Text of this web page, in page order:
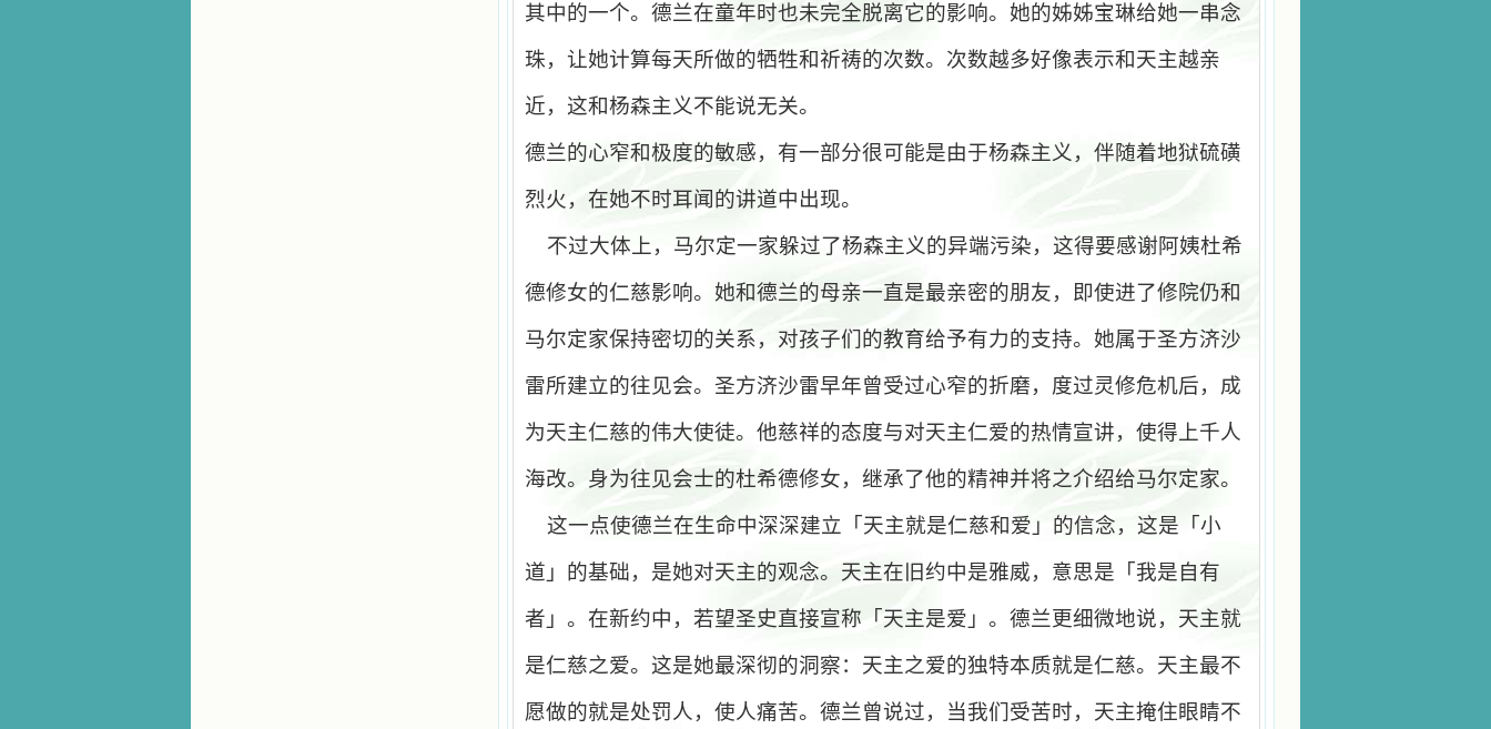
其中的一个。德兰在童年时也未完全脱离它的影响。她的姊姊宝琳给她一串念
珠，让她计算每天所做的牺牲和祈祷的次数。次数越多好像表示和天主越亲
近，这和杨森主义不能说无关。
德兰的心窄和极度的敏感，有一部分很可能是由于杨森主义，伴随着地狱硫磺
烈火，在她不时耳闻的讲道中出现。
不过大体上，马尔定一家躲过了杨森主义的异端污染，这得要感谢阿姨杜希
德修女的仁慈影响。她和德兰的母亲一直是最亲密的朋友，即使进了修院仍和
马尔定家保持密切的关系，对孩子们的教育给予有力的支持。她属于圣方济沙
雷所建立的往见会。圣方济沙雷早年曾受过心窄的折磨，度过灵修危机后，成
为天主仁慈的伟大使徒。他慈祥的态度与对天主仁爱的热情宣讲，使得上千人
海改。身为往见会士的杜希德修女，继承了他的精神并将之介绍给马尔定家。
这一点使德兰在生命中深深建立「天主就是仁慈和爱」的信念，这是「小
道」的基础，是她对天主的观念。天主在旧约中是雅威，意思是「我是自有
者」。在新约中，若望圣史直接宣称「天主是爱」。德兰更细微地说，天主就
是仁慈之爱。这是她最深彻的洞察：天主之爱的独特本质就是仁慈。天主最不
愿做的就是处罚人，使人痛苦。德兰曾说过，当我们受苦时，天主掩住眼睛不